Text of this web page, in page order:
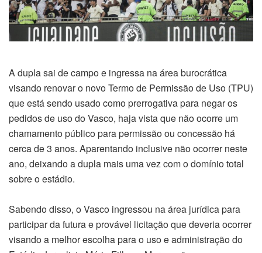
A dupla sai de campo e ingressa na área burocrática
visando renovar o novo Termo de Permissão de Uso (TPU)
que está sendo usado como prerrogativa para negar os
pedidos de uso do Vasco, haja vista que não ocorre um
chamamento público para permissão ou concessão há
cerca de 3 anos. Aparentando inclusive não ocorrer neste
ano, deixando a dupla mais uma vez com o domínio total
sobre o estádio.
Sabendo disso, o Vasco ingressou na área jurídica para
participar da futura e provável licitação que deveria ocorrer
visando a melhor escolha para o uso e administração do